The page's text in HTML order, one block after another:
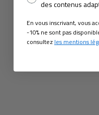
des contenus
En vous inscrivant, vous
-10% ne sont pas
consultez les mentions